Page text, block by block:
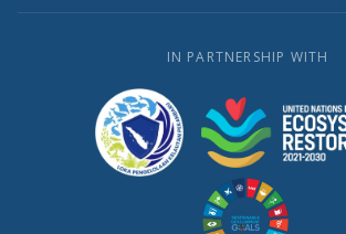
IN PARTNERSHIP WITH